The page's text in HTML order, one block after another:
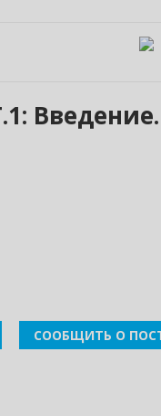
СООБЩИТЬ О